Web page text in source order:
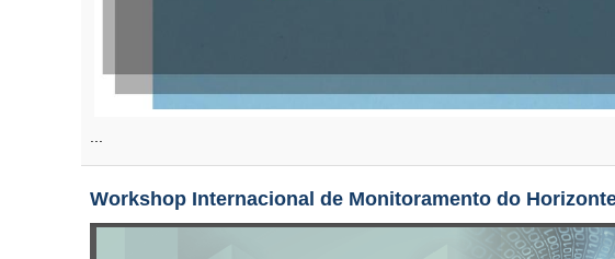
...
Workshop Internacional de Monitoramento do